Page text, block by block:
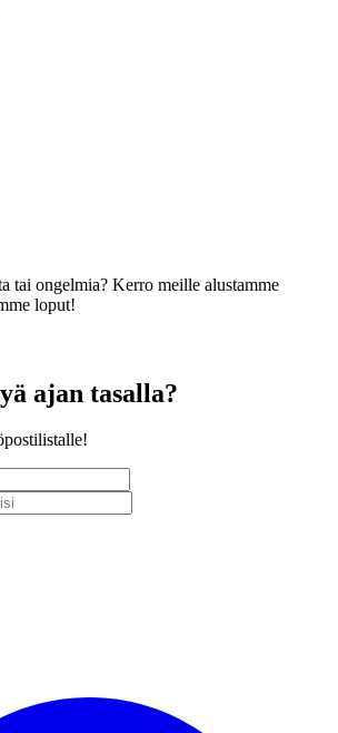
tai ongelmia? Kerro meille alustamme
loput!
ajan tasalla?